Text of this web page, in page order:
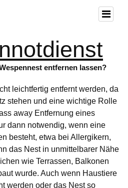
entfernen lassen?
leichtfertig entfernt werden, da
stehen und eine wichtige Rolle
away Entfernung eines
dann notwendig, wenn eine
besteht, etwa bei Allergikern,
das Nest in unmittelbarer Nähe
wie Terrassen, Balkonen
wurde. Auch wenn Haustiere
werden oder das Nest so